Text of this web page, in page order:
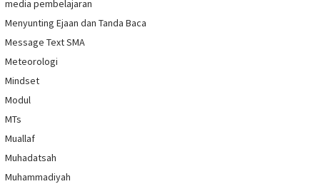
media pembelajaran
Menyunting Ejaan dan Tanda Baca
Message Text SMA
Meteorologi
Mindset
Modul
MTs
Muallaf
Muhadatsah
Muhammadiyah